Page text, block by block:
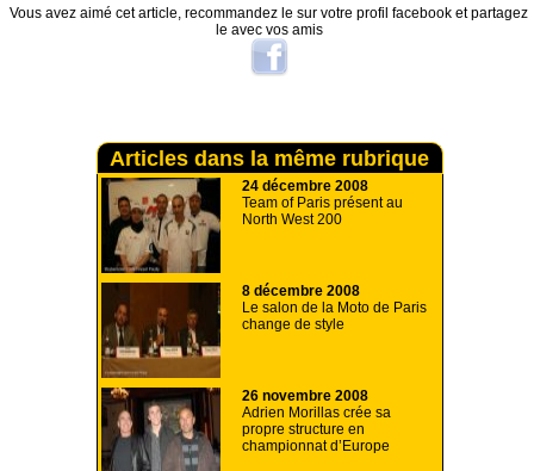
Vous avez aimé cet article, recommandez le sur votre profil facebook et partagez
le avec vos amis
Articles dans la même rubrique
24 décembre 2008
Team of Paris présent au
North West 200
8 décembre 2008
Le salon de la Moto de Paris
change de style
26 novembre 2008
Adrien Morillas crée sa
propre structure en
championnat d’Europe